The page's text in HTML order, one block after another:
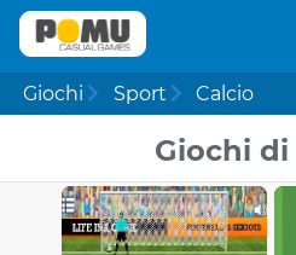
Giochi Sport Calcio
Giochi